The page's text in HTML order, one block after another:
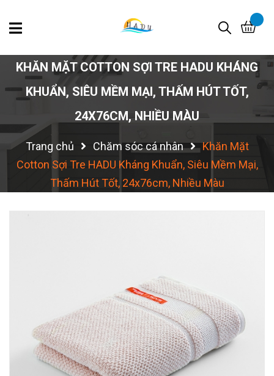
KHĂN MẶT COTTON SỢI TRE HADU KHÁNG
KHUẨN, SIÊU MỀM MẠI, THẤM HÚT TỐT,
24X76CM, NHIỀU MÀU
Trang chủ Chăm sóc cá nhân
Khăn Mặt
Cotton Sợi Tre HADU Kháng Khuẩn, Siêu Mềm Mại,
Thấm Hút Tốt, 24x76cm, Nhiều Màu